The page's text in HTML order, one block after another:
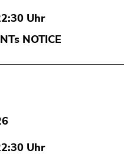
Uhr
NOTICE
Uhr